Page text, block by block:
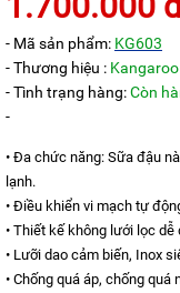
HYDROGEN
KANGAROO
MÁY
LỌC
KANGAROO
CÂY
NƯỚC
NÓNG
LẠNH
KANGAROO
- Mã sản phẩm: KG603
- Thương hiệu : Kangaroo
- Tình trạng hàng:Còn
-
• Đa chức năng: Sữa đậu
lạnh.
• Điều khiển vi mạch tự
• Thiết kế không lưới lọc dễ
• Lưỡi dao cảm biến, Inox
• Chống quá áp, chống quá